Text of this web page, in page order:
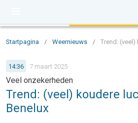
Startpagina / Weernieuws / Trend: (veel)
14:36 7 maart 2025
Veel onzekerheden
Trend: (veel) koudere
Benelux